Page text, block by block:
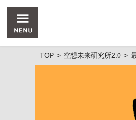
TOP 空想未来研究所2.0